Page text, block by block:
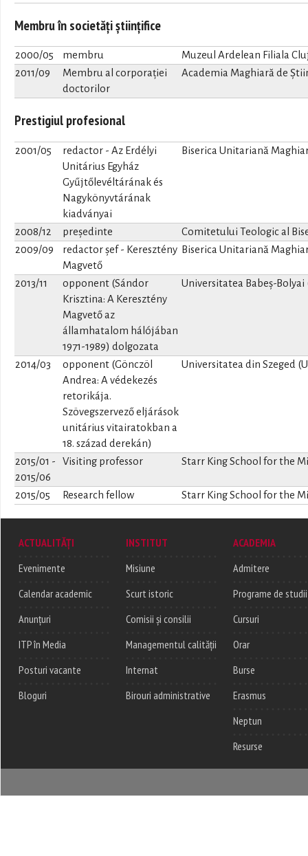
Membru în societăți științifice
2000/05 membru
Muzeul Ardelean Filiala
2011/09
Membru al corporației
doctorilor
Academia Maghiară de
Prestigiul profesional
2001/05
redactor - Az Erdélyi
Unitárius Egyház
Gyűjtőlevéltárának és
Nagykönyvtárának
kiadványai
Biserica Unitariană
2008/12 președinte
Comitetului Teologic al
2009/09
redactor șef - Keresztény
Magvető
Biserica Unitariană
2013/11
opponent (Sándor
Krisztina: A Keresztény
Magvető az
államhatalom hálójában
1971-1989) dolgozata
Universitatea Babeș-
2014/03
opponent (Gönczöl
Andrea: A védekezés
retorikája.
Szövegszervező eljárások
unitárius vitairatokban a
18. század derekán)
Universitatea din Szeged
2015/01 -
2015/06
Visiting professor Starr King School for the
2015/05 Research fellow Starr King School for the
ACTUALITĂȚI
Evenimente
Calendar academic
Anunțuri
ITP în Media
Posturi vacante
Bloguri
INSTITUT
Misiune
Scurt istoric
Comisii și consilii
Managementul calității
Internat
Birouri administrative
ACADEMIA
Admitere
Programe de studii
Cursuri
Orar
Burse
Erasmus
Neptun
Resurse